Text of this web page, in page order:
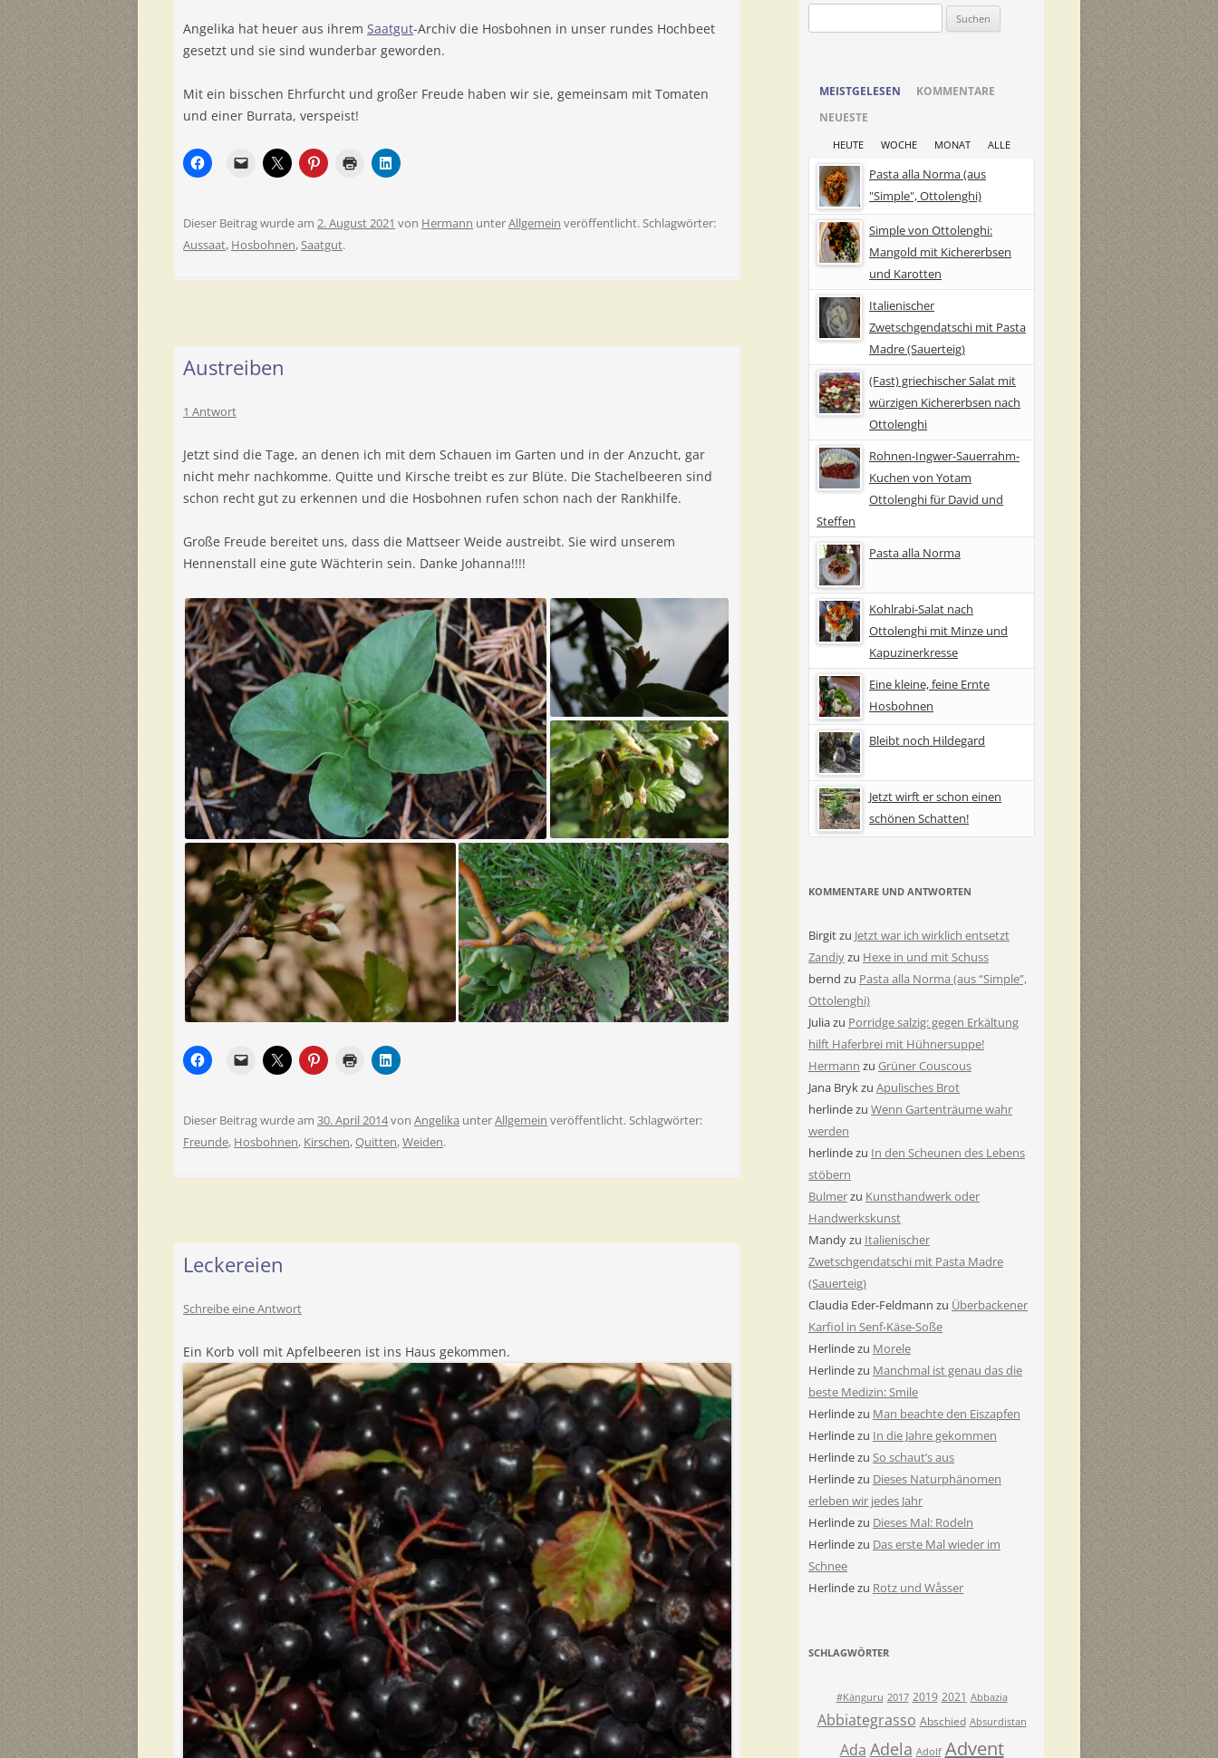
Angelika hat heuer aus ihrem Saatgut-Archiv die Hosbohnen in unser rundes Hochbeet
gesetzt und sie sind wunderbar geworden.
Mit ein bisschen Ehrfurcht und großer Freude haben wir sie, gemeinsam mit Tomaten
und einer Burrata, verspeist!
Dieser Beitrag wurde am 2. August 2021 von Hermann unterAllgemein veröffentlicht. Schlagwörter:
Aussaat, Hosbohnen,Saatgut.
Austreiben
1 Antwort
Jetzt sind die Tage, an denen ich mit dem Schauen im Garten und in der Anzucht, gar
nicht mehr nachkomme. Quitte und Kirsche treibt es zur Blüte. Die Stachelbeeren sind
schon recht gut zu erkennen und die Hosbohnen rufen schon nach der Rankhilfe.
Große Freude bereitet uns, dass die Mattseer Weide austreibt. Sie wird unserem
Hennenstall eine gute Wächterin sein. Danke Johanna!!!!
Dieser Beitrag wurde am 30. April 2014von Angelika unterAllgemein veröffentlicht. Schlagwörter:
Freunde, Hosbohnen, Kirschen,Quitten,Weiden.
Leckereien
Schreibe eine Antwort
Ein Korb voll mit Apfelbeeren ist ins Haus gekommen.
nach:
MEISTGELESEN
KOMMENTARE
NEUESTE
HEUTE WOCHE MONAT ALLE
Pasta alla Norma (aus
"Simple", Ottolenghi)
Simple von Ottolenghi:
Mangold mit Kichererbsen
und Karotten
Italienischer
Zwetschgendatschi mit Pasta
Madre (Sauerteig)
(Fast) griechischer Salat mit
würzigen Kichererbsen nach
Ottolenghi
Rohnen-Ingwer-Sauerrahm-
Kuchen von Yotam
Ottolenghi für David und
Steffen
Pasta alla Norma
Kohlrabi-Salat nach
Ottolenghi mit Minze und
Kapuzinerkresse
Eine kleine, feine Ernte
Hosbohnen
Bleibt noch Hildegard
Jetzt wirft er schon einen
schönen Schatten!
KOMMENTARE UND ANTWORTEN
Birgitzu Jetzt war ich wirklich entsetzt
Zandiyzu Hexe in und mit Schuss
bernd zu Pasta alla Norma (aus “Simple”,
Ottolenghi)
Juliazu Porridge salzig: gegen Erkältung
hilft Haferbrei mit Hühnersuppe!
Hermann zu Grüner Couscous
Jana Brykzu Apulisches Brot
herlindezu Wenn Gartenträume wahr
werden
herlindezu In den Scheunen des Lebens
stöbern
Bulmerzu Kunsthandwerk oder
Handwerkskunst
Mandyzu Italienischer
Zwetschgendatschi mit Pasta Madre
(Sauerteig)
Claudia Eder-Feldmann zu Überbackener
Karfiol in Senf-Käse-Soße
Herlindezu Morele
Herlindezu Manchmal ist genau das die
beste Medizin: Smile
Herlindezu Man beachte den Eiszapfen
Herlindezu In die Jahre gekommen
Herlindezu So schaut’s aus
Herlindezu Dieses Naturphänomen
erleben wir jedes Jahr
Herlindezu Dieses Mal: Rodeln
Herlindezu Das erste Mal wieder im
Schnee
Herlindezu Rotz und Wåsser
SCHLAGWÖRTER
#Känguru 2017 2019 2021 Abbazia
Abbiategrasso Abschied Absurdistan
Ada Adela Adolf Advent